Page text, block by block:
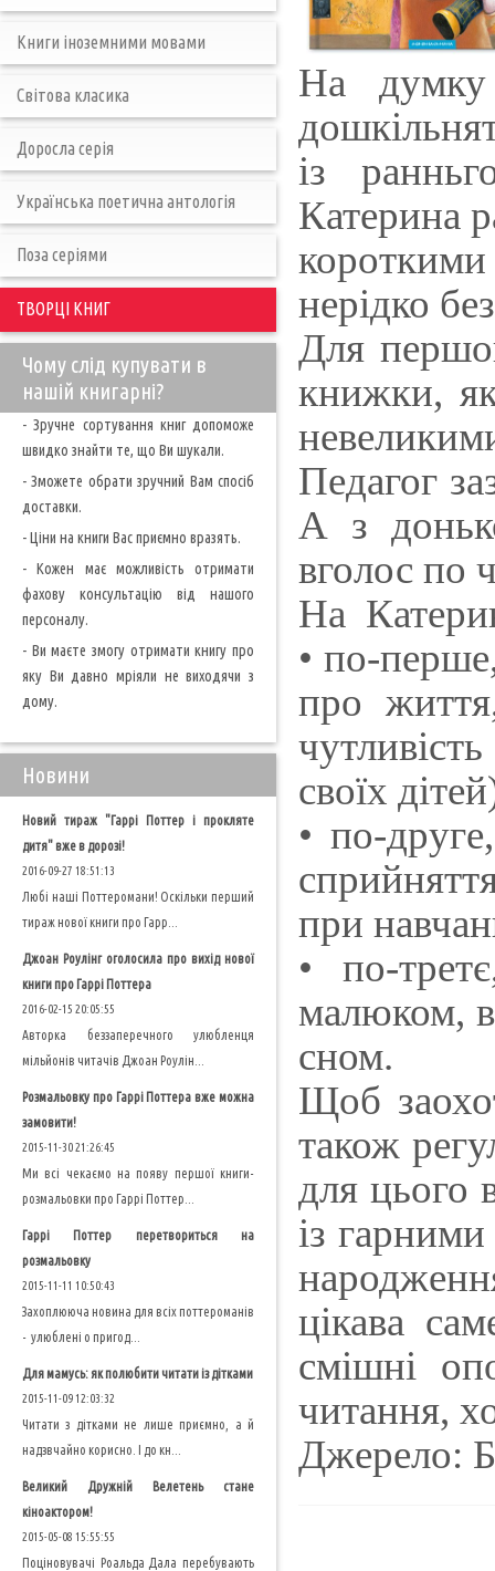
На думку
із
Катерина
нерідко
Для
книжки,
Педагог
А з
вголос по
На
• по-
про
своїх
• по-
при
• по-
малюком,
сном.
Щоб
також
для цього
із
цікава
смішні
читання,
Джерело:
Книги іноземними мовами
Світова класика
Доросла серія
Українська поетична антологія
Поза серіями
ТВОРЦІ КНИГ
Чому слід купувати в
нашій книгарні?
- Зручне сортування книг допоможе
швидко знайти те, що Ви шукали.
- Зможете обрати зручний Вам спосіб
доставки.
- Ціни на книги Вас приємно вразять.
- Кожен має можливість отримати
фахову консультацію від нашого
персоналу.
- Ви маєте змогу отримати книгу про
яку Ви давно мріяли не виходячи з
дому.
Новини
Новий тираж "Гаррі Поттер і прокляте
дитя" вже в дорозі!
2016-09-27 18:51:13
Любі наші Поттеромани! Оскільки перший
тираж нової книги про Гарр...
Джоан Роулінг оголосила про вихід нової
книги про Гаррі Поттера
2016-02-15 20:05:55
Авторка беззаперечного улюбленця
мільйонів читачів Джоан Роулін...
Розмальовку про Гаррі Поттера вже можна
замовити!
2015-11-30 21:26:45
Ми всі чекаємо на появу першої книги-
розмальовки про Гаррі Поттер...
Гаррі Поттер перетвориться на
розмальовку
2015-11-11 10:50:43
Захоплююча новина для всіх поттероманів
- улюблені о пригод...
Для мамусь: як полюбити читати із дітками
2015-11-09 12:03:32
Читати з дітками не лише приємно, а й
надзвчайно корисно. І до кн...
Великий Дружній Велетень стане
кіноактором!
2015-05-08 15:55:55
Поціновувачі Роальда Дала перебувають